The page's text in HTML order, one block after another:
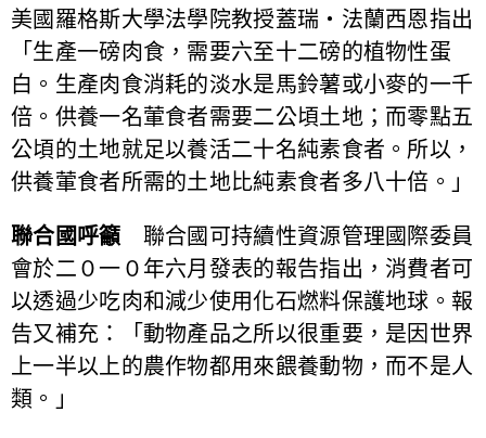
美國羅格斯大學法學院教授蓋瑞‧法蘭西恩指出
「生產一磅肉食，需要六至十二磅的植物性蛋
白。生產肉食消耗的淡水是馬鈴薯或小麥的一千
倍。供養一名葷食者需要二公頃土地；而零點五
公頃的土地就足以養活二十名純素食者。所以，
供養葷食者所需的土地比純素食者多八十倍。」
聯合國呼籲 聯合國可持續性資源管理國際委員
會於二０一０年六月發表的報告指出，消費者可
以透過少吃肉和減少使用化石燃料保護地球。報
告又補充：「動物產品之所以很重要，是因世界
上一半以上的農作物都用來餵養動物，而不是人
類。」